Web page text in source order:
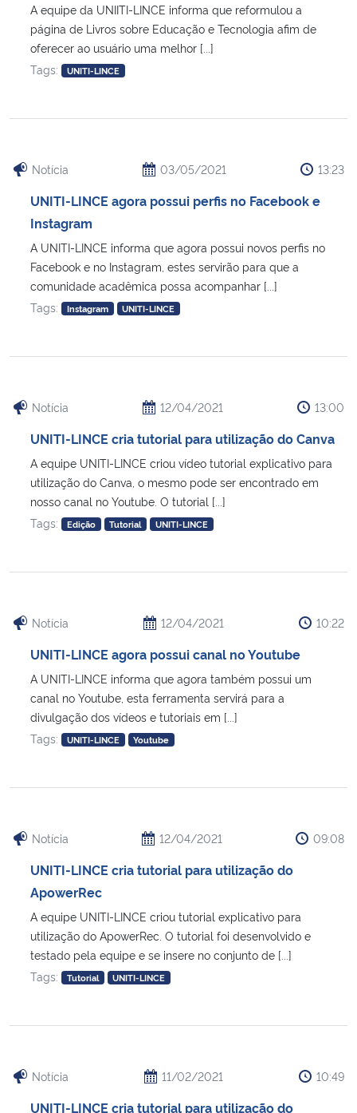
A equipe da UNIITI-LINCE informa que reformulou a
página de Livros sobre Educação e Tecnologia afim de
oferecer ao usuário uma melhor [...]
Tags:
UNITI-LINCE
Notícia 03/05/2021 13:23
UNITI-LINCE agora possui perfis no Facebook e
Instagram
A UNITI-LINCE informa que agora possui novos perfis no
Facebook e no Instagram, estes servirão para que a
comunidade acadêmica possa acompanhar [...]
Tags:
Instagram UNITI-LINCE
Notícia 12/04/2021 13:00
UNITI-LINCE cria tutorial para utilização do Canva
A equipe UNITI-LINCE criou vídeo tutorial explicativo para
utilização do Canva, o mesmo pode ser encontrado em
nosso canal no Youtube. O tutorial [...]
Tags:
Edição Tutorial UNITI-LINCE
Notícia 12/04/2021 10:22
UNITI-LINCE agora possui canal no Youtube
A UNITI-LINCE informa que agora também possui um
canal no Youtube, esta ferramenta servirá para a
divulgação dos vídeos e tutoriais em [...]
Tags:
UNITI-LINCE Youtube
Notícia 12/04/2021 09:08
UNITI-LINCE cria tutorial para utilização do
ApowerRec
A equipe UNITI-LINCE criou tutorial explicativo para
utilização do ApowerRec. O tutorial foi desenvolvido e
testado pela equipe e se insere no conjunto de [...]
Tags:
Tutorial UNITI-LINCE
Notícia 11/02/2021 10:49
UNITI-LINCE cria tutorial para utilização do